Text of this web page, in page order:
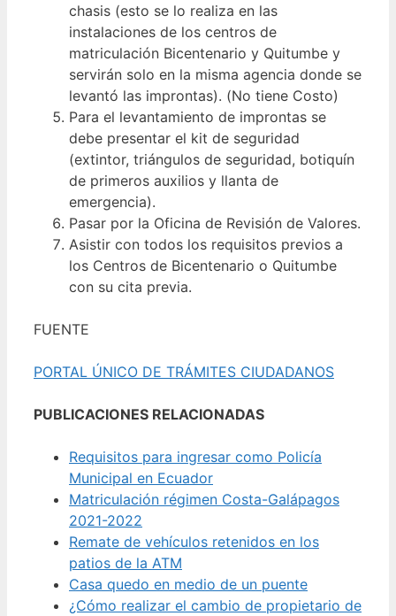
chasis (esto se lo realiza en las
instalaciones de los centros de
matriculación Bicentenario y Quitumbe y
servirán solo en la misma agencia donde se
levantó las improntas). (No tiene Costo)
Para el levantamiento de improntas se
debe presentar el kit de seguridad
(extintor, triángulos de seguridad, botiquín
de primeros auxilios y llanta de
emergencia).
Pasar por la Oficina de Revisión de Valores.
Asistir con todos los requisitos previos a
los Centros de Bicentenario o Quitumbe
con su cita previa.
FUENTE
PORTAL ÚNICO DE TRÁMITES CIUDADANOS
PUBLICACIONES RELACIONADAS
Requisitos para ingresar como Policía
Municipal en Ecuador
Matriculación régimen Costa-Galápagos
2021-2022
Remate de vehículos retenidos en los
patios de la ATM
Casa quedo en medio de un puente
¿Cómo realizar el cambio de propietario de